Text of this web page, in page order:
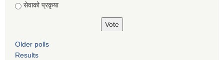
सेवाको प्रकृया
Older polls
Results